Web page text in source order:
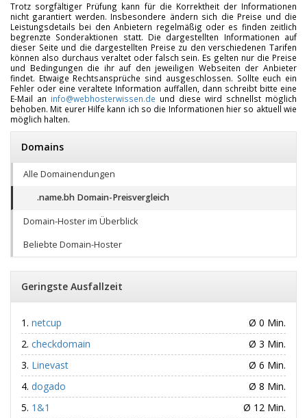
Trotz sorgfältiger Prüfung kann für die Korrektheit der Informationen
nicht garantiert werden. Insbesondere ändern sich die Preise und die
Leistungsdetails bei den Anbietern regelmäßig oder es finden zeitlich
begrenzte Sonderaktionen statt. Die dargestellten Informationen auf
dieser Seite und die dargestellten Preise zu den verschiedenen Tarifen
können also durchaus veraltet oder falsch sein. Es gelten nur die Preise
und Bedingungen die ihr auf den jeweiligen Webseiten der Anbieter
findet. Etwaige Rechtsansprüche sind ausgeschlossen. Sollte euch ein
Fehler oder eine veraltete Information auffallen, dann schreibt bitte eine
E-Mail an info@webhosterwissen.de und diese wird schnellst möglich
behoben. Mit eurer Hilfe kann ich so die Informationen hier so aktuell wie
möglich halten.
Domains
Alle Domainendungen
.name.bh Domain-Preisvergleich
Domain-Hoster im Überblick
Beliebte Domain-Hoster
Geringste Ausfallzeit
netcup
Ø 0 Min.
checkdomain
Ø 3 Min.
Linevast
Ø 6 Min.
dogado
Ø 8 Min.
1&1
Ø 12 Min.